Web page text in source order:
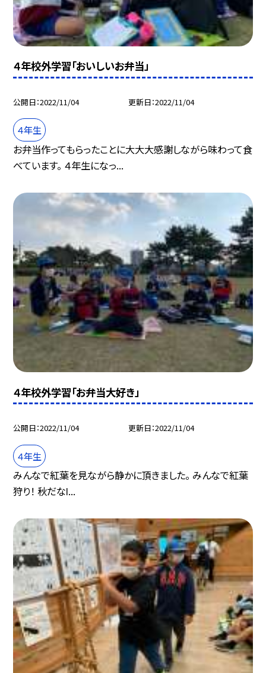
４年校外学習「おいしいお弁当」
公開日 2022/11/04 更新日 2022/11/04
４年生
お弁当作ってもらったことに大大大感謝しながら味わって食
べています。 ４年生になっ...
４年校外学習「お弁当大好き」
公開日 2022/11/04 更新日 2022/11/04
４年生
みんなで紅葉を見ながら静かに頂きました。 みんなで紅葉
狩り！ 秋だなӏ...